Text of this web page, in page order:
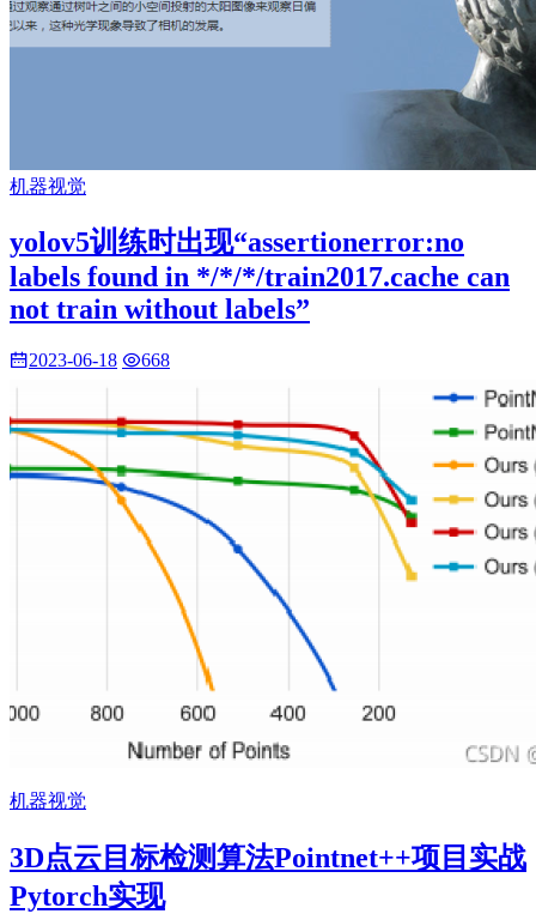
机器视觉
yolov5训练时出现“assertionerror:no
labels found in */*/*/train2017.cache can
not train without labels”
2023-06-18 668
机器视觉
3D点云目标检测算法Pointnet++项目实战
Pytorch实现